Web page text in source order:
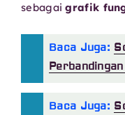
sebagaigrafik
Baca Juga:
Baca Juga: